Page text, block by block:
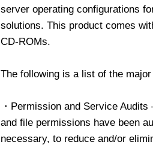
server operating configurations
solutions. This product comes
CD-ROMs.
The following is a list of the
・Permission and Service
and file permissions have been
necessary, to reduce and/or